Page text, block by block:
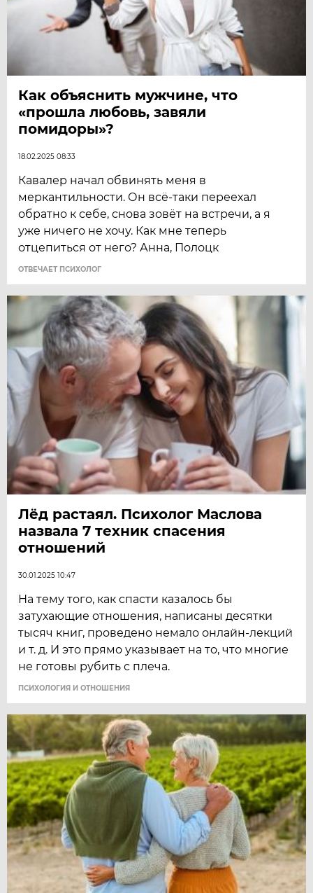
Как объяснить мужчине, что
«прошла любовь, завяли
помидоры»?
18.02.2025 08:33
Кавалер начал обвинять меня в
меркантильности. Он всё-таки переехал
обратно к себе, снова зовёт на встречи, а я
уже ничего не хочу. Как мне теперь
отцепиться от него? Анна, Полоцк
ОТВЕЧАЕТ ПСИХОЛОГ
Лёд растаял. Психолог Маслова
назвала 7 техник спасения
отношений
30.01.2025 10:47
На тему того, как спасти казалось бы
затухающие отношения, написаны десятки
тысяч книг, проведено немало онлайн-лекций
и т. д. И это прямо указывает на то, что многие
не готовы рубить с плеча.
ПСИХОЛОГИЯ И ОТНОШЕНИЯ